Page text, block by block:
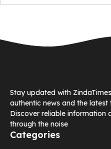
Stay updated with
authentic news and the
Discover reliable information
through the noise
Categories